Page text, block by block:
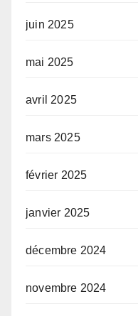
juin 2025
mai 2025
avril 2025
mars 2025
février 2025
janvier 2025
décembre 2024
novembre 2024